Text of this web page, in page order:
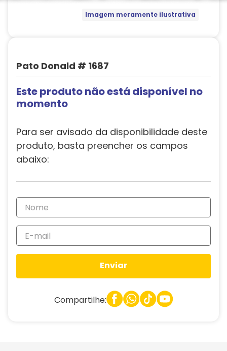
Imagem meramente ilustrativa
Pato Donald # 1687
Este produto não está disponível no
momento
Para ser avisado da disponibilidade deste
produto, basta preencher os campos
abaixo:
Enviar
Compartilhe: